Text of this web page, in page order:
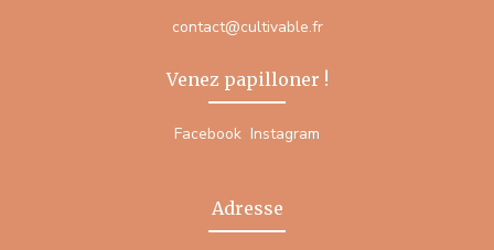
contact@cultivable.fr
Venez papilloner !
Facebook Instagram
Adresse